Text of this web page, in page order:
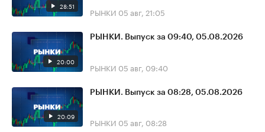
28:51 РЫНКИ 05 авг, 21:05
20:00
РЫНКИ. Выпуск за 09:40, 05.08.2026
РЫНКИ 05 авг, 09:40
20:09
РЫНКИ. Выпуск за 08:28, 05.08.2026
РЫНКИ 05 авг, 08:28